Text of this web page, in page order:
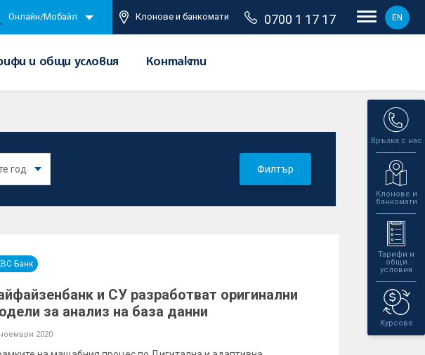
Онлайн/Мобайл Клонове и банкомати 0700 1 17 17 EN
и общи условия Контакти
Връзка с нас
Клонове и
банкомати
Тарифи и
общи
условия
Курсове
Филтър
Банк
и СУ разработват оригинални
за анализ на база данни
2020